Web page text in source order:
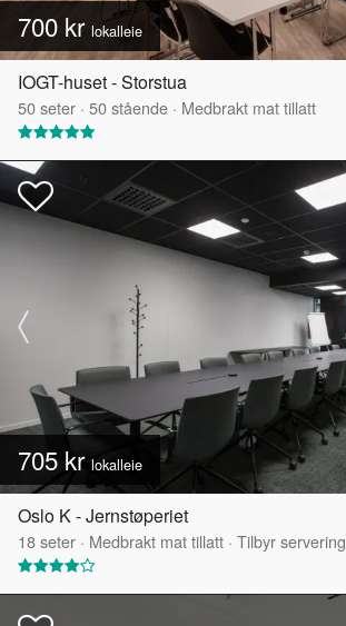
700 kr lokalleie
IOGT-huset - Storstua
50seter · 50stående · Medbrakt mat tillatt
705 kr lokalleie
Oslo K - Jernstøperiet
18seter · Medbrakt mat tillatt · Tilbyr servering